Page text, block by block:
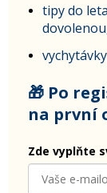
tipy do
🎁 Po
na první
Zde vyplňte